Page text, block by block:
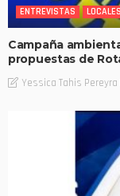
ENTREVISTAS LOCALES
Campaña
propuestas de
Yessica Tahis Pereyra